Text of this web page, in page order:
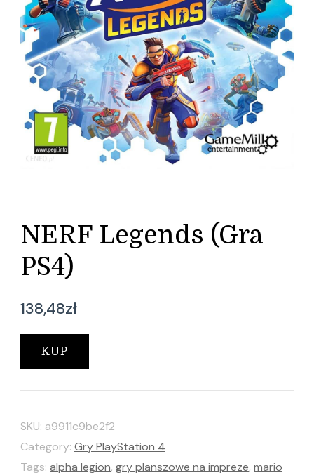
NERF Legends (Gra
PS4)
138,48zł
KUP
SKU: a9911c9be2f2
Category: Gry PlayStation 4
Tags: alpha legion, gry planszowe na impreze, mario